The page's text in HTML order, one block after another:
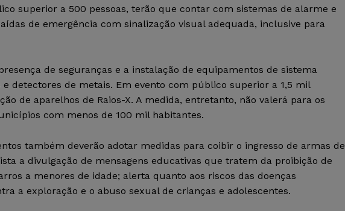
superior a 500 pessoas, terão que contar com sistemas de alarme e
de emergência com sinalização visual adequada, inclusive para
de seguranças e a instalação de equipamentos de sistema
detectores de metais. Em evento com público superior a 1,5 mil
de aparelhos de Raios-X. A medida, entretanto, não valerá para os
com menos de 100 mil habitantes.
também deverão adotar medidas para coibir o ingresso de armas de
a divulgação de mensagens educativas que tratem da proibição de
a menores de idade; alerta quanto aos riscos das doenças
a exploração e o abuso sexual de crianças e adolescentes.